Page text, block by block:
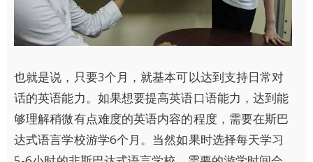
也就是说，只要3个月，就基本可以达到支持日常对
话的英语能力。如果想要提高英语口语能力，达到能
够理解稍微有点难度的英语内容的程度，需要在斯巴
达式语言学校游学6个月。当然如果时选择每天学习